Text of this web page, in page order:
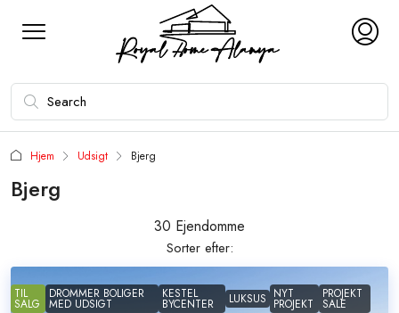
Hjem Udsigt Bjerg
Bjerg
30 Ejendomme
Sorter efter:
TIL
SALG
DROMMER BOLIGER
MED UDSIGT
KESTEL
BYCENTER LUKSUS NYT
PROJEKT
PROJEKT
SALE